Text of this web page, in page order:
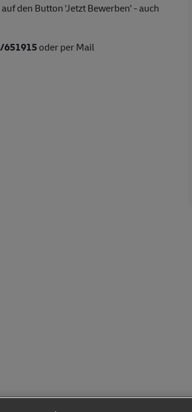
den Button 'Jetzt Bewerben' - auch
651915oder per Mail